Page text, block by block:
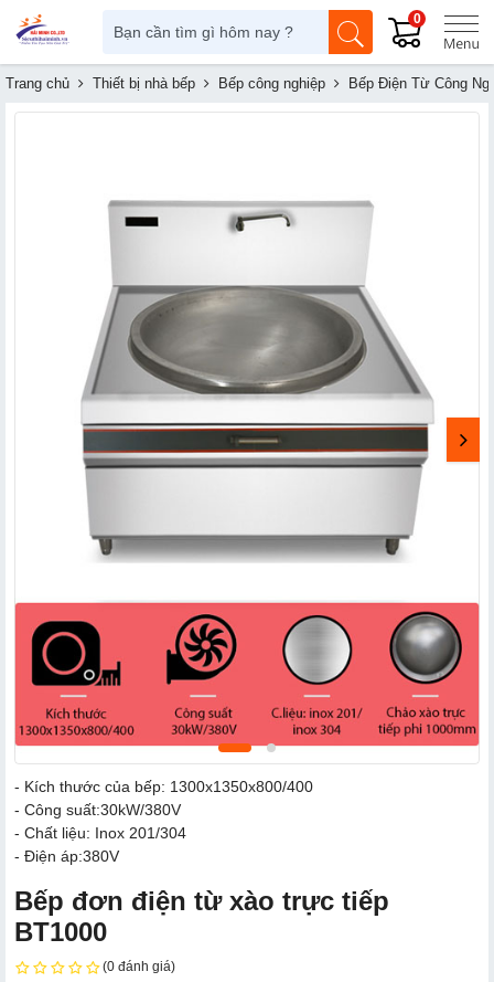
0
Trang chủ Thiết bị nhà bếp Bếp công nghiệp Bếp Điện Từ Công
- Kích thước của bếp: 1300x1350x800/400
- Công suất:30kW/380V
- Chất liệu: Inox 201/304
- Điện áp:380V
Bếp đơn điện từ xào trực tiếp
BT1000
(0 đánh giá)